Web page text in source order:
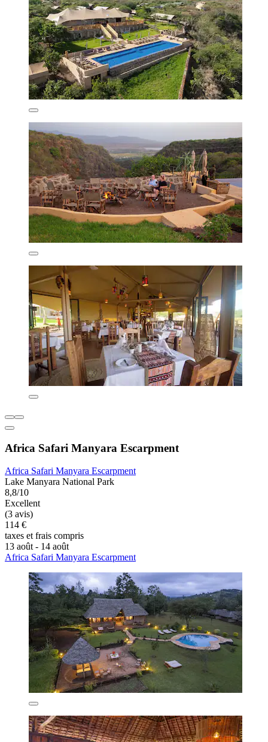
Africa Safari Manyara Escarpment
Africa Safari Manyara Escarpment
Lake Manyara National Park
8,8/10
Excellent
(3 avis)
114 €
taxes et frais compris
13 août - 14 août
Africa Safari Manyara Escarpment